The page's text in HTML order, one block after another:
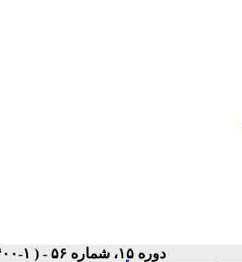
دوره ۱۵، شماره ۵۶ - ( ۱-۱۴۰۰ )